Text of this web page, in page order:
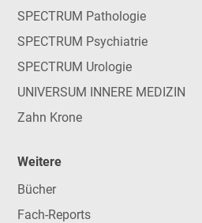
SPECTRUM Pathologie
SPECTRUM Psychiatrie
SPECTRUM Urologie
UNIVERSUM INNERE MEDIZIN
Zahn Krone
Weitere
Bücher
Fach-Reports